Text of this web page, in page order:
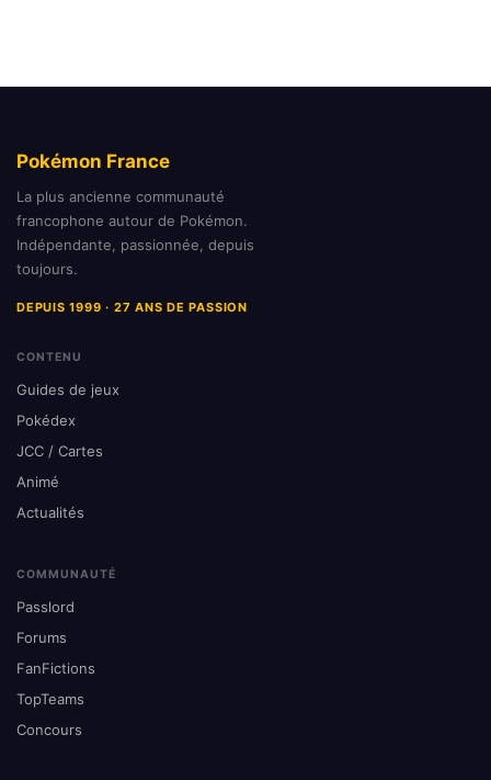
Pokémon France
La plus ancienne communauté
francophone autour de Pokémon.
Indépendante, passionnée, depuis
toujours.
DEPUIS 1999 · 27 ANS DE PASSION
CONTENU
Guides de jeux
Pokédex
JCC / Cartes
Animé
Actualités
COMMUNAUTÉ
Passlord
Forums
FanFictions
TopTeams
Concours